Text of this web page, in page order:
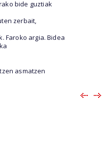
bide guztiak
zerbait,
Faroko argia. Bidea
asmatzen